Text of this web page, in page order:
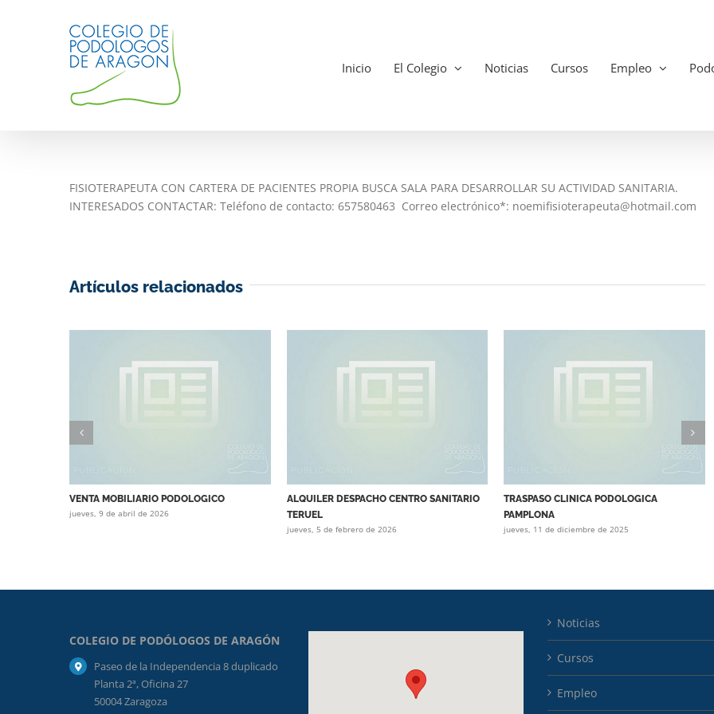
Inicio El Colegio Noticias Cursos Empleo
FISIOTERAPEUTA CON CARTERA DE PACIENTES PROPIA BUSCA SALA PARA DESARROLLAR SU ACTIVIDAD SANITARIA.
INTERESADOS CONTACTAR: Teléfono de contacto: 657580463 Correo electrónico*: noemifisioterapeuta@hotmail.com
Artículos relacionados
VENTA MOBILIARIO PODOLOGICO
jueves, 9 de abril de 2026
ALQUILER DESPACHO CENTRO SANITARIO
TERUEL
jueves, 5 de febrero de 2026
TRASPASO CLINICA PODOLOGICA
PAMPLONA
jueves, 11 de diciembre de 2025
COLEGIO DE PODÓLOGOS DE ARAGÓN
Paseo de la Independencia 8 duplicado
Planta 2ª, Oficina 27
50004 Zaragoza
Noticias
Cursos
Empleo